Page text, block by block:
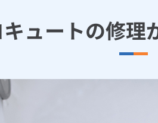
ュートの修理